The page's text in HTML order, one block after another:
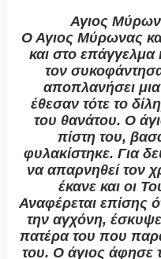
Αγιος
Ο Αγιος Μύρωνας
και στο επάγγελμα
τον
αποπλανήσει
έθεσαν τότε το
του θανάτου. Ο
πίστη του,
φυλακίστηκε. Για
να απαρνηθεί τον
έκανε και οι
Αναφέρεται επίσης
την αγχόνη,
πατέρα του που
του. Ο άγιος άφησε